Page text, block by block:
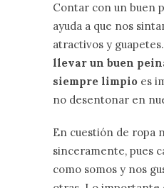
Contar con un buen
ayuda a que nos
atractivos y
llevar un buen
siempre limpio es
no desentonar en
En cuestión de ropa
sinceramente, pues
como somos y nos